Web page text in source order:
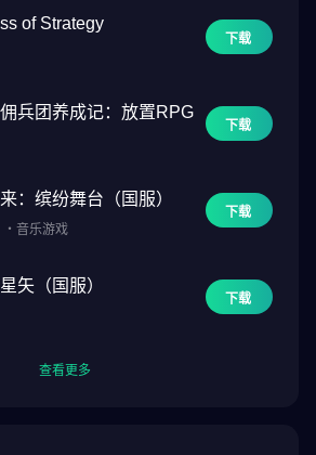
管理办法分类为辅12级。
戏内另提供购买虚拟游戏币、道具等付费
沉迷。
客服联络。
of Strategy
下载
兵团养成记：放置RPG
下载
：缤纷舞台（国服）
・ 音乐游戏
下载
矢（国服）
下载
查看更多